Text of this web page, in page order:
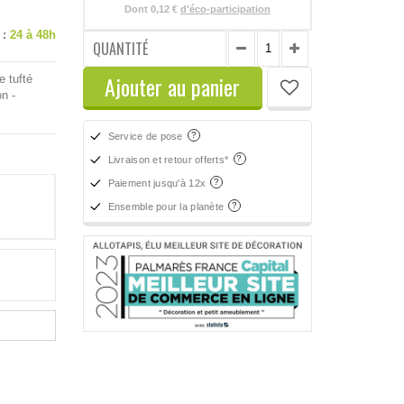
: 24 à 48h
tufté
-
Dont 0,12 € d'éco-participation
QUANTITÉ
Ajouter au panier
Service de pose
Livraison et retour offerts*
Paiement jusqu'à 12x
Ensemble pour la planète